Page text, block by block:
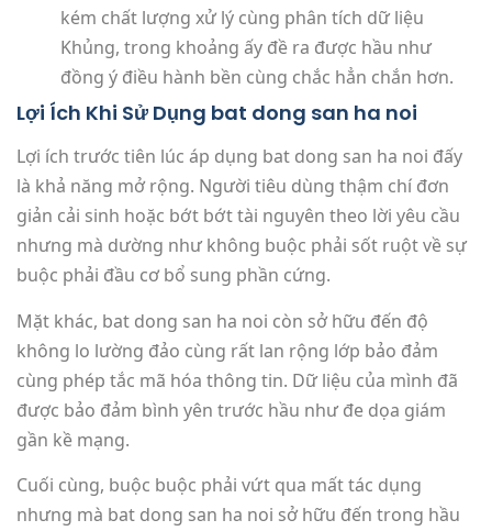
kém chất lượng xử lý cùng phân tích dữ liệu
Khủng, trong khoảng ấy đề ra được hầu như
đồng ý điều hành bền cùng chắc hẳn chắn hơn.
Lợi Ích Khi Sử Dụng bat dong san ha noi
Lợi ích trước tiên lúc áp dụng bat dong san ha noi đấy
là khả năng mở rộng. Người tiêu dùng thậm chí đơn
giản cải sinh hoặc bớt bớt tài nguyên theo lời yêu cầu
nhưng mà dường như không buộc phải sốt ruột về sự
buộc phải đầu cơ bổ sung phần cứng.
Mặt khác, bat dong san ha noi còn sở hữu đến độ
không lo lường đảo cùng rất lan rộng lớp bảo đảm
cùng phép tắc mã hóa thông tin. Dữ liệu của mình đã
được bảo đảm bình yên trước hầu như đe dọa giám
gần kề mạng.
Cuối cùng, buộc buộc phải vứt qua mất tác dụng
nhưng mà bat dong san ha noi sở hữu đến trong hầu